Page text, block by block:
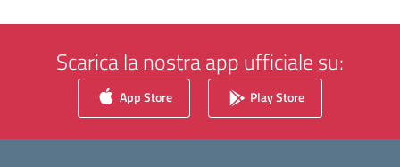
Scarica la nostra app ufficiale su:
App Store Play Store